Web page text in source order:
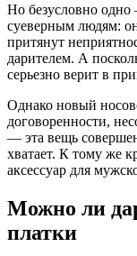
Но безусловно
суеверным людям:
притянут
дарителем. А
серьезно верит в
Однако новый
договоренности,
— эта вещь
хватает. К тому же
аксессуар для
Можно ли
платки